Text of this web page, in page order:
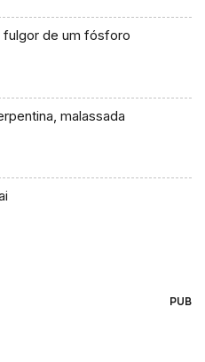
fulgor de um fósforo
malassada
PUB